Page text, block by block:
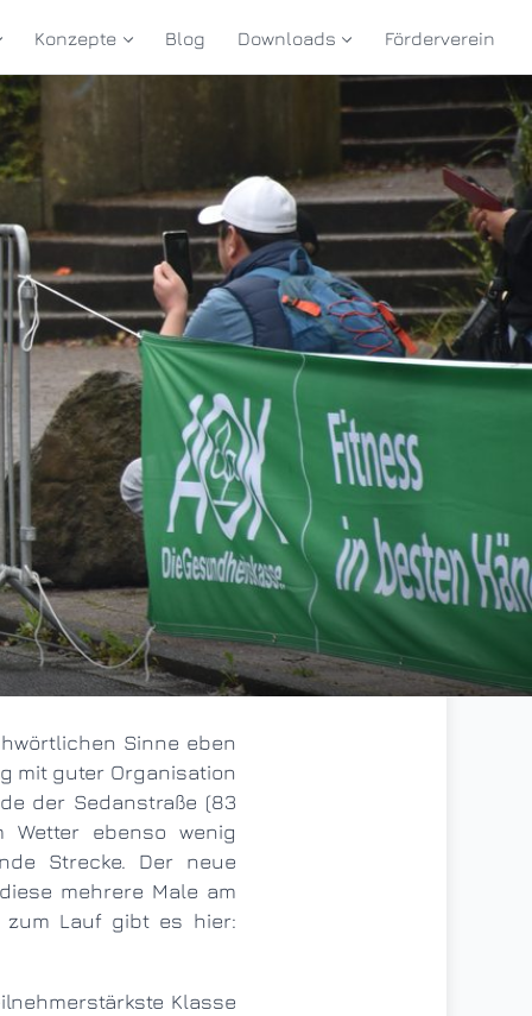
Konzepte Blog Downloads Förderverein
mit guter Organisation
der Sedanstraße (83
ebenso wenig
Strecke. Der neue
mehrere Male am
zum Lauf gibt es hier: